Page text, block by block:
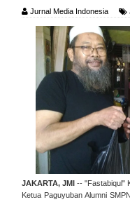
Jurnal Media Indonesia
JAKARTA, JMI--"Fastabiqul"
Ketua Paguyuban Alumni